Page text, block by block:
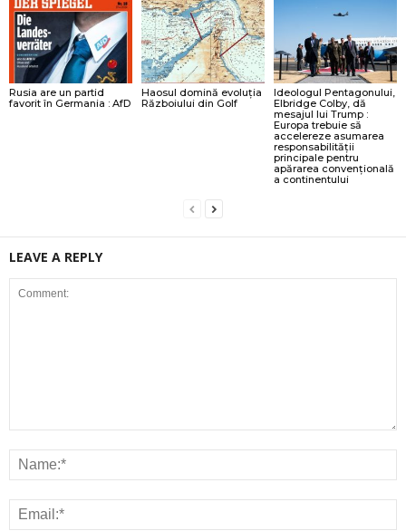
Rusia are un partid
favorit în Germania : AfD
Haosul domină evoluția
Războiului din Golf
Ideologul Pentagonului,
Elbridge Colby, dă
mesajul lui Trump :
Europa trebuie să
accelereze asumarea
responsabilității
principale pentru
apărarea convențională
a continentului
LEAVE A REPLY